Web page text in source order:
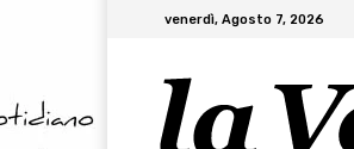
venerdì, Agosto 7, 2026